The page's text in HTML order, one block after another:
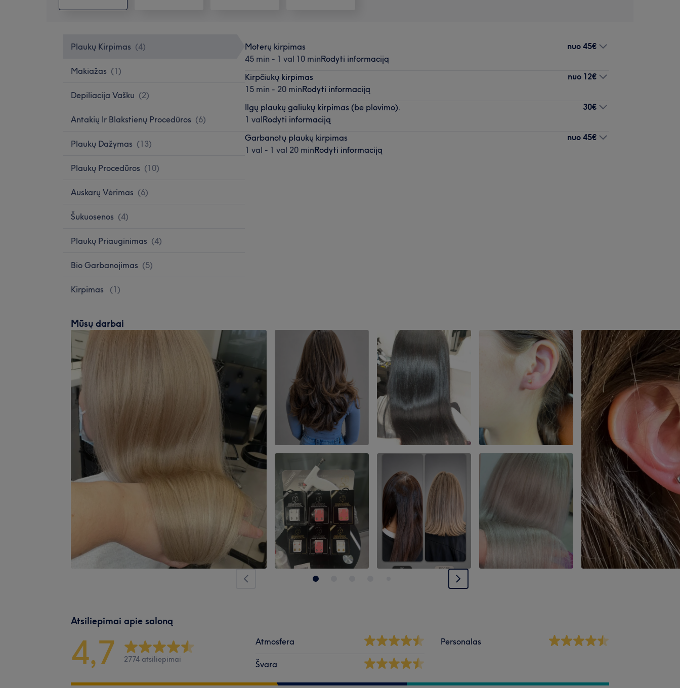
Plaukų Kirpimas (4)
Makiažas (1)
Depiliacija Vašku (2)
Antakių Ir Blakstienų Procedūros (6)
Plaukų Dažymas (13)
Plaukų Procedūros (10)
Auskarų Vėrimas (6)
Šukuosenos (4)
Plaukų Priauginimas (4)
Bio Garbanojimas (5)
Kirpimas (1)
Moterų kirpimas
45 min - 1 val 10 minRodyti informaciją
nuo 45€
Kirpčiukų kirpimas
15 min - 20 minRodyti informaciją
nuo 12€
Ilgų plaukų galiukų kirpimas (be plovimo).
1 valRodyti informaciją
30€
Garbanotų plaukų kirpimas
1 val - 1 val 20 minRodyti informaciją
nuo 45€
Mūsų darbai
Atsiliepimai apie saloną
4,7 2774 atsiliepimai
Atmosfera
Švara
Personalas